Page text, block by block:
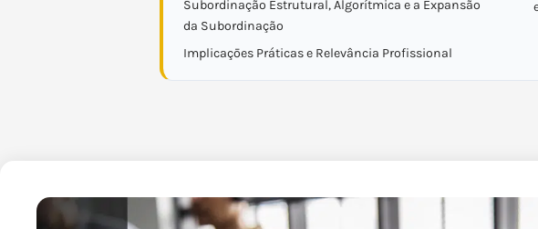
Subordinação Estrutural, Algorítmica e a Expansão
da Subordinação
Implicaçōes Práticas e Relevância Profissional